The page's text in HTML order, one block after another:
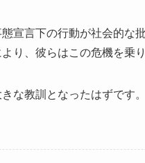
宣言下の行動が社会的な
り、彼らはこの危機を乗
な教訓となったはずです